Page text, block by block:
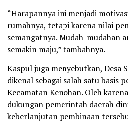
“Harapannya ini menjadi
rumahnya, tetapi karena nilai
semangatnya. Mudah-mudahan
semakin maju,” tambahnya.
Kaspul juga menyebutkan, Desa
dikenal sebagai salah satu basis
Kecamatan Kenohan. Oleh
dukungan pemerintah daerah
keberlanjutan pembinaan